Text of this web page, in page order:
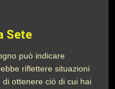
Sete
può indicare
riflettere situazioni
ottenere ciò di cui hai